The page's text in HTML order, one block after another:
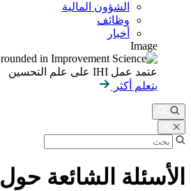
الشؤون المالية
وظائف
أخبار
Image
عتمد عمل IHI على علم التحسين
يتعلم أكثر
الأسئلة الشائعة حول CPPS